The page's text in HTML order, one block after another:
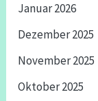
Januar 2026
Dezember 2025
November 2025
Oktober 2025